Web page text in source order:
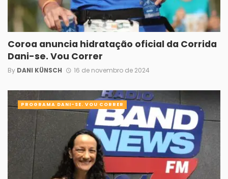
Coroa anuncia hidratação oficial da Corrida
Dani-se. Vou Correr
By DANI KÜNSCH 16 de novembro de 2024
PROGRAMA DANI-SE. VOU CORRER